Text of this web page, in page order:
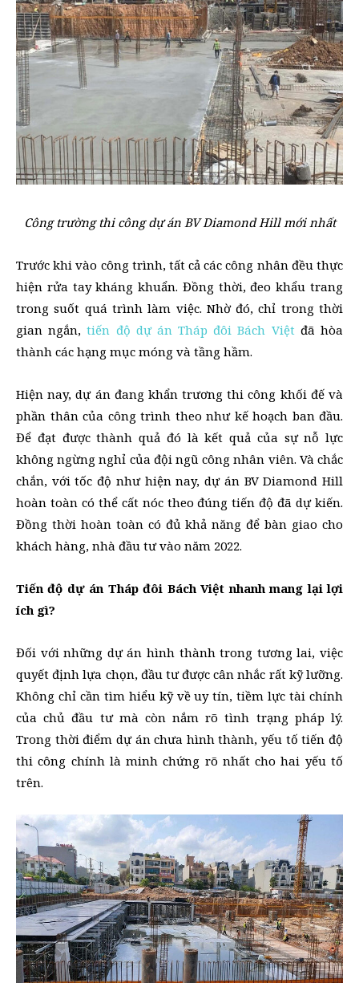
Công trường thi công dự án BV Diamond Hill mới nhất
Trước khi vào công trình, tất cả các công nhân đều thực
hiện rửa tay kháng khuẩn. Đồng thời, đeo khẩu trang
trong suốt quá trình làm việc. Nhờ đó, chỉ trong thời
gian ngắn,tiến độ dự án Tháp đôi Bách Việtđã hòa
thành các hạng mục móng và tầng hầm.
Hiện nay, dự án đang khẩn trương thi công khối đế và
phần thân của công trình theo như kế hoạch ban đầu.
Để đạt được thành quả đó là kết quả của sự nỗ lực
không ngừng nghỉ của đội ngũ công nhân viên. Và chắc
chắn, với tốc độ như hiện nay, dự án BV Diamond Hill
hoàn toàn có thể cất nóc theo đúng tiến độ đã dự kiến.
Đồng thời hoàn toàn có đủ khả năng để bàn giao cho
khách hàng, nhà đầu tư vào năm 2022.
Tiến độ dự án Tháp đôi Bách Việt nhanh mang lại lợi
ích gì?
Đối với những dự án hình thành trong tương lai, việc
quyết định lựa chọn, đầu tư được cân nhắc rất kỹ lưỡng.
Không chỉ cần tìm hiểu kỹ về uy tín, tiềm lực tài chính
của chủ đầu tư mà còn nắm rõ tình trạng pháp lý.
Trong thời điểm dự án chưa hình thành, yếu tố tiến độ
thi công chính là minh chứng rõ nhất cho hai yếu tố
trên.